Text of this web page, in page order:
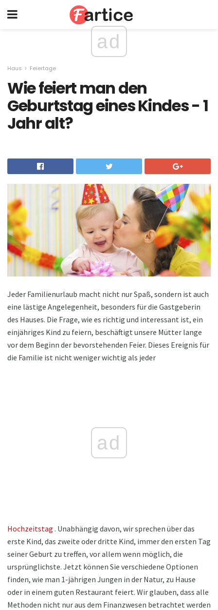
ad
Haus Feiertage
Wie feiert man den
Geburtstag eines Kindes - 1
Jahr alt?
Jeder Familienurlaub macht nicht nur Spaß, sondern ist auch
eine lästige Angelegenheit, besonders für die Gastgeberin
des Hauses. Die Frage, wie es richtig und interessant ist, ein
einjähriges Kind zu feiern, beschäftigt unsere Mütter lange
vor dem Beginn der bevorstehenden Feier. Dieses Ereignis für
die Familie ist nicht weniger wichtig als jeder
ad
Hochzeitstag . Unabhängig davon, wir sprechen über das
erste Kind, das zweite oder dritte Kind, immer den ersten Tag
seiner Geburt zu treffen, vor allem wenn möglich, die
ursprünglichste. Jetzt können Sie verschiedene Optionen
finden, wie man 1-jährigen Jungen in der Natur, zu Hause
oder in einem guten Restaurant feiert. Wir glauben, dass alle
Methoden nicht nur aus dem Finanzwesen betrachtet werden